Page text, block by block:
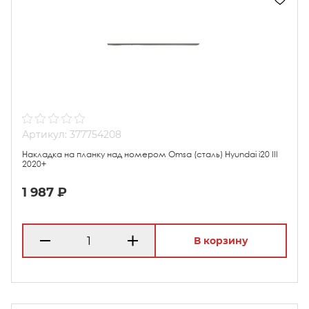
Артикул: 377754208
Накладка на планку над номером Omsa (сталь) Hyundai i20 III
2020+
1 987 ₽
В корзину